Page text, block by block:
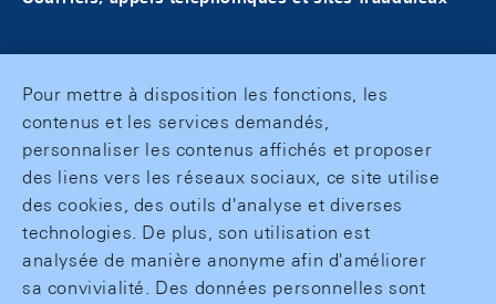
Pour mettre à disposition les fonctions, les
contenus et les services demandés,
personnaliser les contenus affichés et proposer
des liens vers les réseaux sociaux, ce site utilise
des cookies, des outils d'analyse et diverses
technologies. De plus, son utilisation est
analysée de manière anonyme afin d'améliorer
sa convivialité. Des données personnelles sont